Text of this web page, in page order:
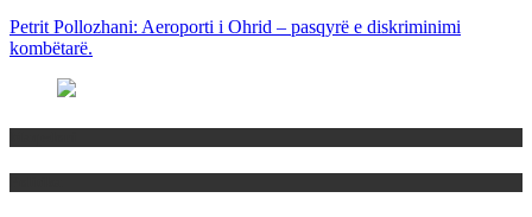
Petrit Pollozhani: Aeroporti i Ohrid – pasqyrë e diskriminimi
kombëtarë.